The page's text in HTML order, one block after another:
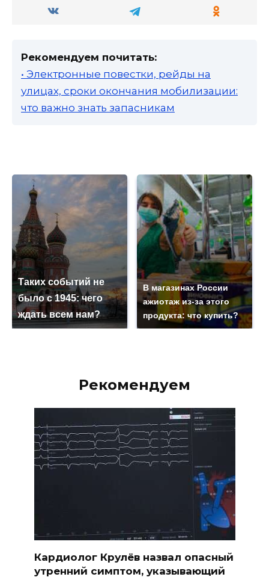
Рекомендуем почитать:
• Электронные повестки, рейды на
улицах, сроки окончания мобилизации:
что важно знать запасникам
Таких событий не
было с 1945: чего
ждать всем нам?
В магазинах России
ажиотаж из-за этого
продукта: что купить?
Рекомендуем
Кардиолог Крулёв назвал опасный
утренний симптом, указывающий